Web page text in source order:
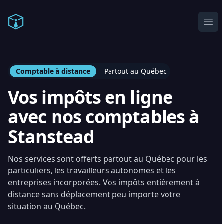
Comptable en ligne
Comptable à distance Partout au Québec
Vos impôts en ligne
avec nos comptables à
Stanstead
Nos services sont offerts partout au Québec pour les
particuliers, les travailleurs autonomes et les
entreprises incorporées. Vos impôts entièrement à
distance sans déplacement peu importe votre
situation au Québec.